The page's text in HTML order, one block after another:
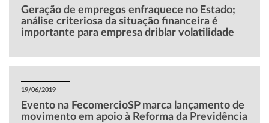
Geração de empregos enfraquece no Estado;
análise criteriosa da situação financeira é
importante para empresa driblar volatilidade
19/06/2019
Evento na FecomercioSP marca lançamento de
movimento em apoio à Reforma da Previdência